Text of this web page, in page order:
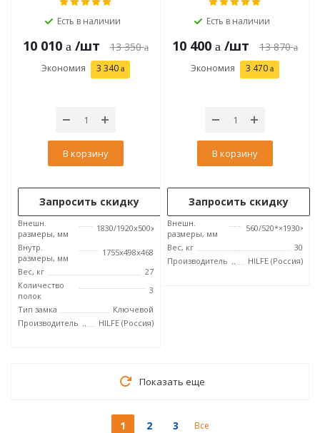
Есть в наличии
10 010 /шт 13 350
Экономия 3 340
В корзину
Запросить скидку
Внешн.
размеры, мм
1830/1920x500x500
Внутр.
размеры, мм
1755x498x468
Вес, кг
27
Количество
полок
3
Тип замка
Ключевой
Производитель
HILFE (Россия)
Есть в наличии
10 400 /шт 13 870
Экономия 3 470
В корзину
Запросить скидку
Внешн.
размеры, мм
560/520*×1930×690
Вес, кг
30
Производитель
HILFE (Россия)
Показать еще
1 2 3 Все